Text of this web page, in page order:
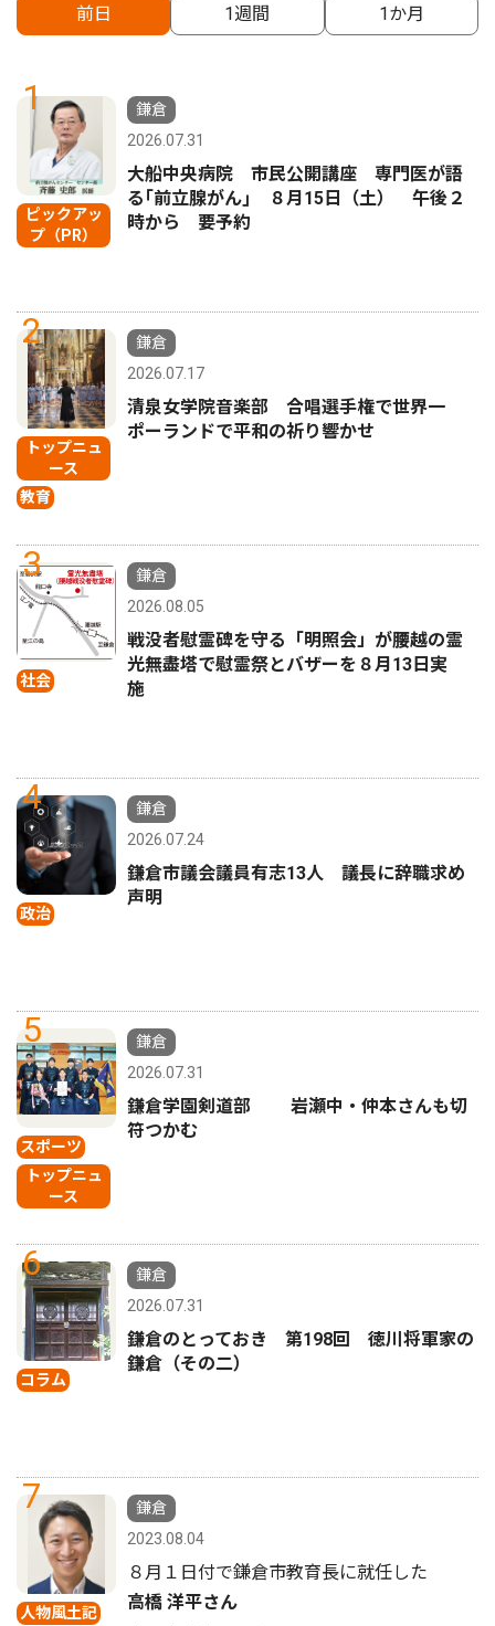
前日 1週間 1か月
1
ピックアッ
プ（PR）
鎌倉
2026.07.31
大船中央病院 市民公開講座 専門医が語
る｢前立腺がん｣ ８月15日（土） 午後２
時から 要予約
2
トップニュ
ース
教育
鎌倉
2026.07.17
清泉女学院音楽部 合唱選手権で世界一
ポーランドで平和の祈り響かせ
3
社会
鎌倉
2026.08.05
戦没者慰霊碑を守る「明照会」が腰越の霊
光無盡塔で慰霊祭とバザーを８月13日実
施
4
政治
鎌倉
2026.07.24
鎌倉市議会議員有志13人 議長に辞職求め
声明
5
スポーツ
トップニュ
ース
鎌倉
2026.07.31
鎌倉学園剣道部 岩瀬中・仲本さんも切
符つかむ
6
コラム
鎌倉
2026.07.31
鎌倉のとっておき 第198回 徳川将軍家の
鎌倉（その二）
7
人物風土記
鎌倉
2023.08.04
８月１日付で鎌倉市教育長に就任した
高橋 洋平さん